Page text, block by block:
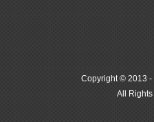
Copyright © 2013 -
All